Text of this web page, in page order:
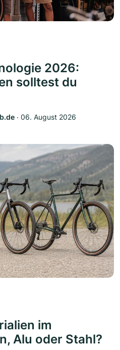
2026:
solltest du
‧ 06. August 2026
im
Alu oder Stahl?